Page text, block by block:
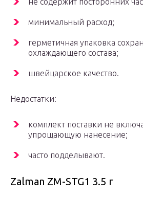
минимальный расход;
герметичная упаковка
охлаждающего состава;
швейцарское качество.
Недостатки:
комплект поставки не
упрощающую нанесение;
часто подделывают.
Zalman ZM-STG1 3.5 г